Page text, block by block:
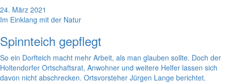
24. März 2021
Im Einklang mit der Natur
Spinnteich gepflegt
So ein Dorfteich macht mehr Arbeit, als man glauben sollte. Doch der
Holtendorfer Ortschaftsrat, Anwohner und weitere Helfer lassen sich
davon nicht abschrecken. Ortsvorsteher Jürgen Lange berichtet.